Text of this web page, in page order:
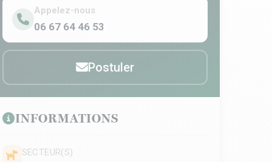
Appelez-nous
06 67 64 46 53
Postuler
INFORMATIONS
SECTEUR(S)